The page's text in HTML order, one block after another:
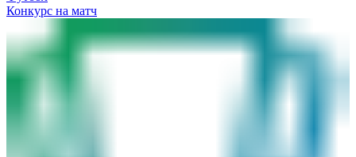
Конкурс на матч